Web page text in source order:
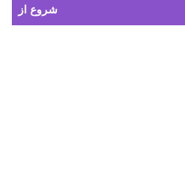
شروع از